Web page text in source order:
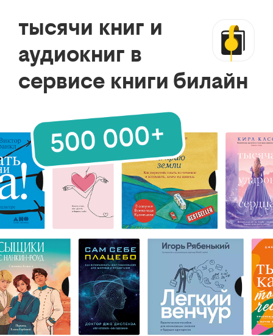
тысячи книг и
аудиокниг в
сервисе книги билайн